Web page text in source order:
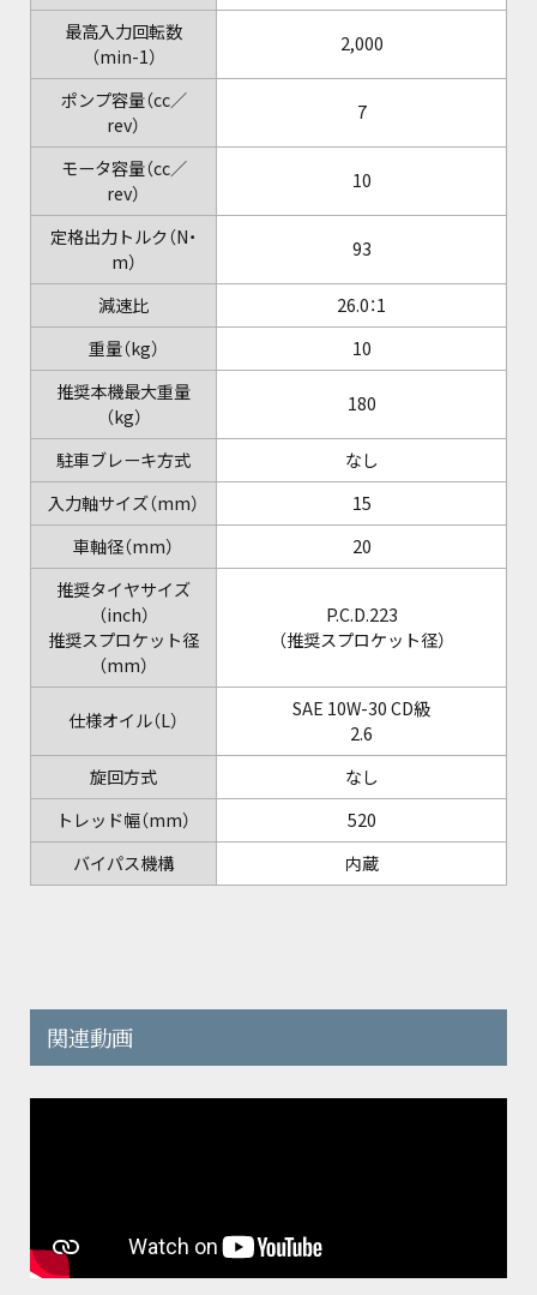
最高入力回転数
（min-1）
2,000
ポンプ容量（cc／
rev）
7
モータ容量（cc／
rev）
10
定格出力トルク（N・
m）
93
減速比
26.0：1
重量（kg）
10
推奨本機最大重量
（kg）
180
駐車ブレーキ方式
なし
入力軸サイズ（mm）
15
車軸径（mm）
20
推奨タイヤサイズ
（inch）
推奨スプロケット径
（mm）
P.C.D.223
（推奨スプロケット径）
仕様オイル（L）
SAE 10W-30 CD級
2.6
旋回方式
なし
トレッド幅（mm）
520
バイパス機構
内蔵
関連動画